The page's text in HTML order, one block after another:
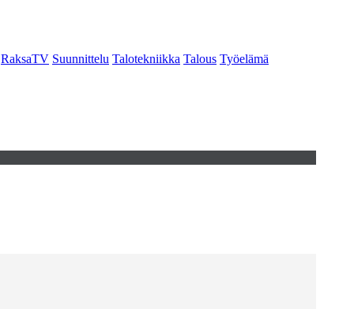
RaksaTV Suunnittelu Talotekniikka Talous Työelämä